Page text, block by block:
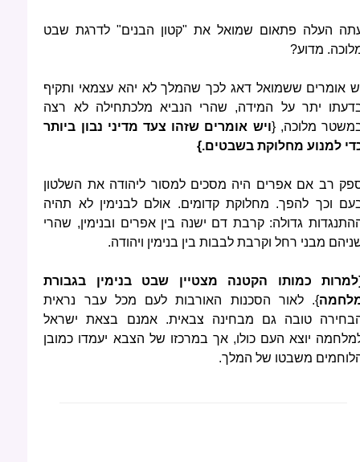
העלה פתאום שמואל את "קטון הבנים" לדרגת שבט
מדוע?
אומרים ששמואל דאג לכך שהמלך לא יהא עצמאי ותקיף
יתר על המידה, שהרי הנביא מלכתחילה לא רצה
מלוכה, {ויש אומרים שזהו צעד מדיני נבון ביותר
למנוע מחלוקת בשבטים.}
רב אם אפרים היה מסכים למסור ליהודה את השלטון
וכך להפך. מחלוקת קדומים. אולם לבנימין לא תהיה
גדולה: קרבת דם ישנה בין אפרים ובנימין, שהרי
מבני רחל וקרבת לבבות בין בנימין ויהודה.
כמותו הקטנה מצטיין שבט בנימין בגבורת
}. לאור הסכנות האורבות לעם מכל עבר נראית
טובה גם מבחינה צבאית. אמנם בצאת ישראל
יוצא העם כולו, אך במרכזו של הצבא יעמדו כמובן
משבטו של המלך.